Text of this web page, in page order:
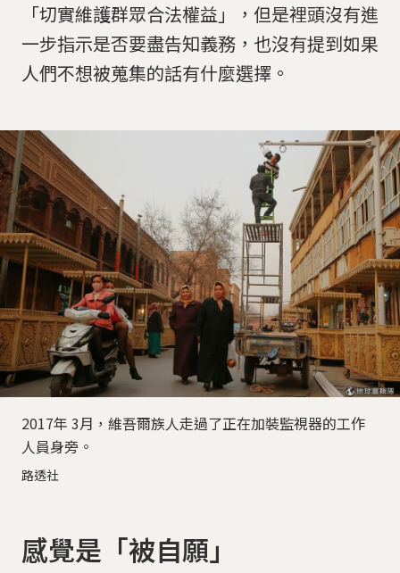
「切實維護群眾合法權益」，但是裡頭沒有進
一步指示是否要盡告知義務，也沒有提到如果
人們不想被蒐集的話有什麼選擇。
2017年 3月，維吾爾族人走過了正在加裝監視器的工作
人員身旁。
路透社
感覺是「被自願」